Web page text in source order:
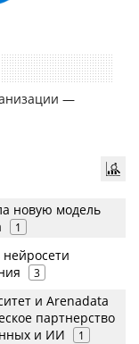
—
новую модель
1
нейросети
3
и Arenadata
партнерство
и ИИ
1